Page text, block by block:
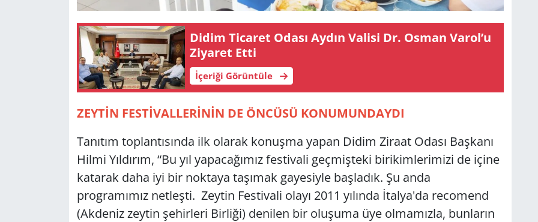
Didim Ti­ca­ret Odası Aydın Va­li­si Dr. Osman Varol’u
Zi­ya­ret Etti
İçeriği Görüntüle
ZEYTİN FESTİVALLERİNİN DE ÖNCÜSÜ KONUMUNDAYDI
Tanıtım toplantısında ilk olarak konuşma yapan Didim Ziraat Odası Başkanı
Hilmi Yıldırım, “Bu yıl yapacağımız festivali geçmişteki birikimlerimizi de içine
katarak daha iyi bir noktaya taşımak gayesiyle başladık. Şu anda
programımız netleşti. Zeytin Festivali olayı 2011 yılında İtalya'da recomend
(Akdeniz zeytin şehirleri Birliği) denilen bir oluşuma üye olmamızla, bunların